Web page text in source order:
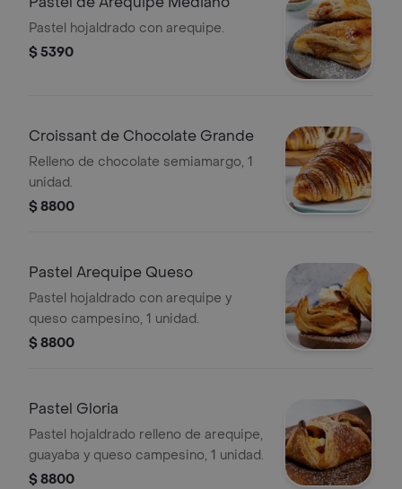
Pastel hojaldrado con arequipe.
$ 5390
Croissant de Chocolate Grande
Relleno de chocolate semiamargo, 1
unidad.
$ 8800
Pastel Arequipe Queso
Pastel hojaldrado con arequipe y
queso campesino, 1 unidad.
$ 8800
Pastel Gloria
Pastel hojaldrado relleno de arequipe,
guayaba y queso campesino, 1 unidad.
$ 8800